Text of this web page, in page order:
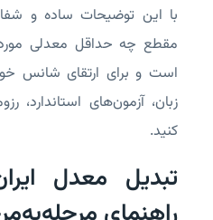
با این توضیحات ساده و
مقطع چه حداقل معدلی مورد
است و برای ارتقای شانس
زبان، آزمون‌های استاندارد،
کنید.
تبدیل معدل